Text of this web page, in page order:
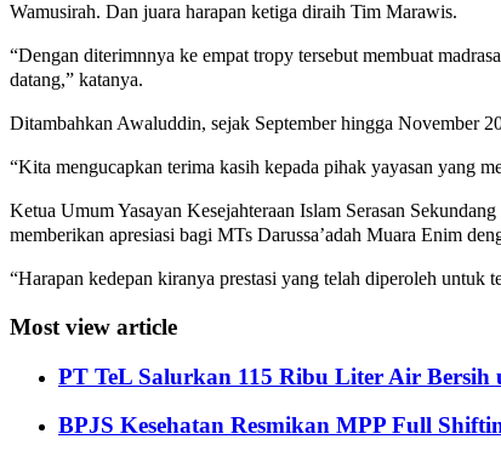
Wamusirah. Dan juara harapan ketiga diraih Tim Marawis.
“Dengan diterimnnya ke empat tropy tersebut membuat
datang,” katanya.
Ditambahkan Awaluddin, sejak September hingga November
“Kita mengucapkan terima kasih kepada pihak yayasan yang
Ketua Umum Yasayan Kesejahteraan Islam Serasan
memberikan apresiasi bagi MTs Darussa’adah Muara Enim
“Harapan kedepan kiranya prestasi yang telah diperoleh untuk
Most view article
PT TeL Salurkan 115 Ribu Liter Air
BPJS Kesehatan Resmikan MPP Full